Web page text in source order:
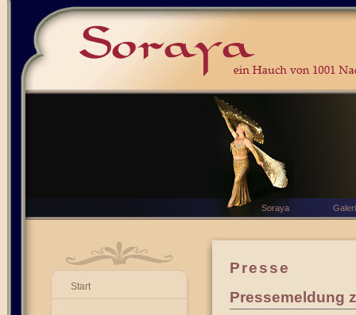
Start
Presse
Pressemeldung
Soraya